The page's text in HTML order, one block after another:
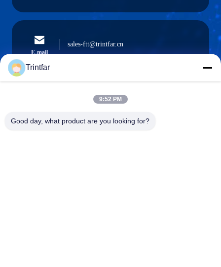
E-mail
sales-ftt@trintfar.cn
0086- 15216883036
Trintfar
9:52 PM
Good day, what product are you looking for?